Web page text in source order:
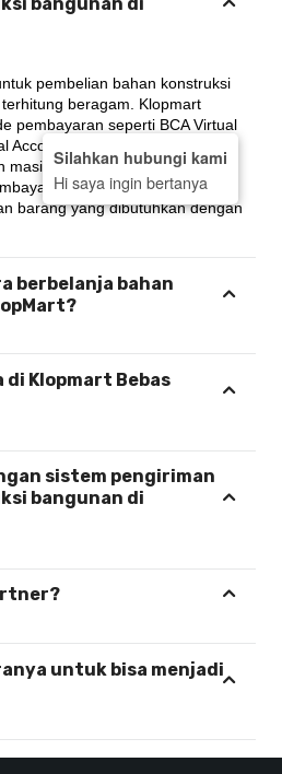
pembelian bahan konstruksi
beragam. Klopmart
pembayaran seperti BCA Virtual
Account, BRI Virtual Account, E-
masih banyak lagi.. Dengan
yang ada di KlopMart,
barang yang dibutuhkan dengan
berbelanja bahan
di Klopmart Bebas
sistem pengiriman
bangunan di
untuk bisa menjadi
Silahkan hubungi kami
Hi saya ingin bertanya